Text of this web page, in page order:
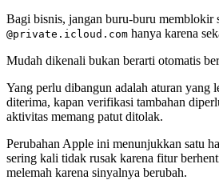
Bagi bisnis, jangan buru-buru memblokir
@private.icloud.com hanya karena
Mudah dikenali bukan berarti otomatis
Yang perlu dibangun adalah aturan yang
diterima, kapan verifikasi tambahan
aktivitas memang patut ditolak.
Perubahan Apple ini menunjukkan satu
sering kali tidak rusak karena fitur
melemah karena sinyalnya berubah.